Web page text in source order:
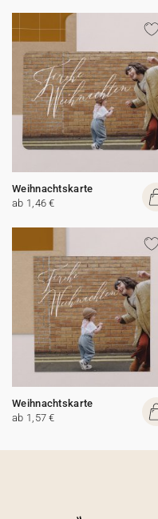
Weihnachtskarte
ab 1,46 €
Weihnachtskarte
ab 1,57 €